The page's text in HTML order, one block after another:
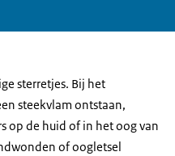
sterretjes. Bij het
steekvlam ontstaan,
op de huid of in het oog van
of oogletsel